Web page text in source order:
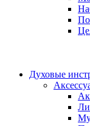
Духовые